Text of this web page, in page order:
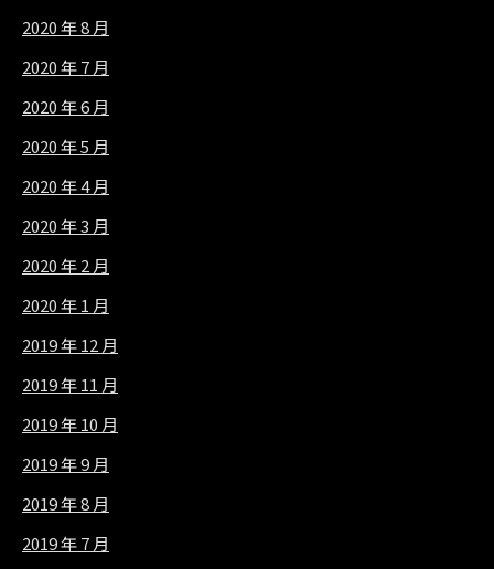
2020 年 8 月
2020 年 7 月
2020 年 6 月
2020 年 5 月
2020 年 4 月
2020 年 3 月
2020 年 2 月
2020 年 1 月
2019 年 12 月
2019 年 11 月
2019 年 10 月
2019 年 9 月
2019 年 8 月
2019 年 7 月